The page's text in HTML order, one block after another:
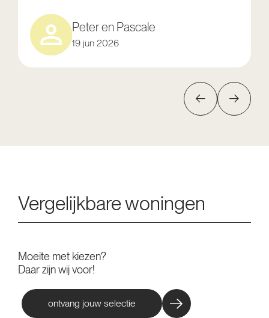
Peter en Pascale
19 jun 2026
Vergelijkbare woningen
Moeite met kiezen?
Daar zijn wij voor!
ontvang jouw selectie